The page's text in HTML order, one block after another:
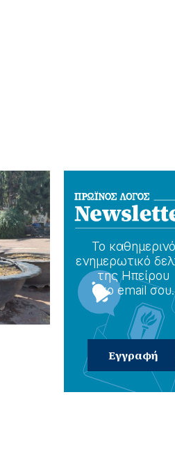
Το καθημερɩνό
ενημερωτɩκό
της Ηπείρου
στο email σου.